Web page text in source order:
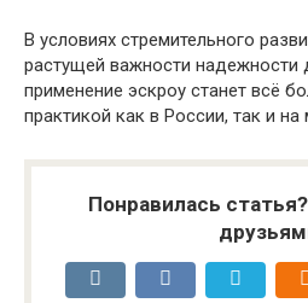
В условиях стремительного
растущей важности надежности
применение эскроу станет всё
практикой как в России, так и
Понравилась